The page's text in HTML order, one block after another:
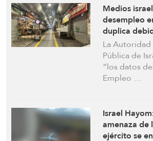
Medios
desempleo
duplica
La
Pública de
“los datos
Empleo …
Israel
amenaza de
ejército se